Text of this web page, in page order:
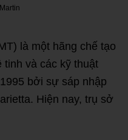
là một hãng chế tạo
tinh và các kỹ thuật
bởi sự sáp nhập
Hiện nay, trụ sở